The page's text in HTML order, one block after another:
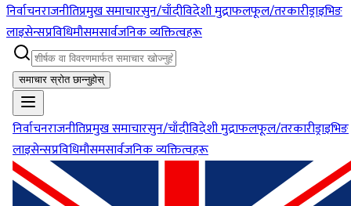
निर्वाचनराजनीतिप्रमुख समाचारसुन/चाँदीविदेशी मुद्राफलफूल/तरकारीड्राइभिङ
लाइसेन्सप्रविधिमौसमसार्वजनिक व्यक्तित्वहरू
समाचार स्रोत छान्नुहोस्
निर्वाचनराजनीतिप्रमुख समाचारसुन/चाँदीविदेशी मुद्राफलफूल/तरकारीड्राइभिङ
लाइसेन्सप्रविधिमौसमसार्वजनिक व्यक्तित्वहरू